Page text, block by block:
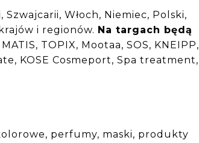
Włoch, Niemiec, Polski,
i regionów. Na targach będą
TOPIX, Mootaa, SOS, KNEIPP,
KOSE Cosmeport, Spa treatment,
perfumy, maski, produkty